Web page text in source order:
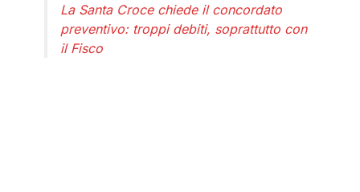
La Santa Croce chiede il concordato
preventivo: troppi debiti, soprattutto con
il Fisco